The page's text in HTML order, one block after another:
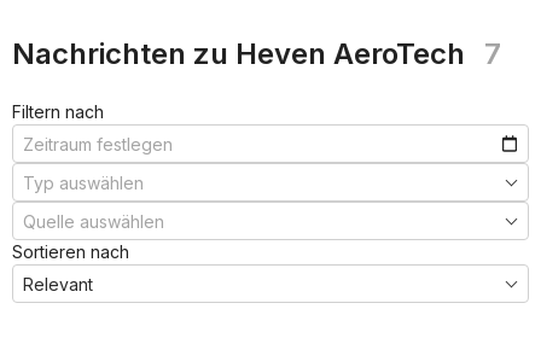
Nachrichten zu Heven AeroTech 7
Filtern nach
Sortieren nach